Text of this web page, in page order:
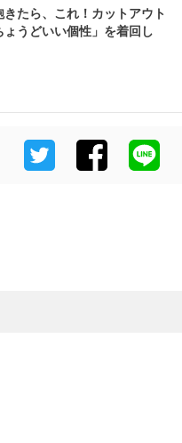
きたら、これ！カットアウト
ょうどいい個性」を着回し